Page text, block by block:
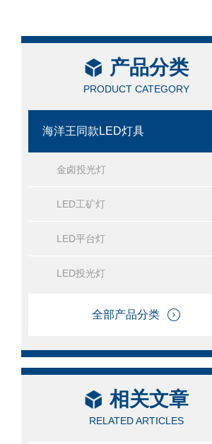
产品分类
PRODUCT CATEGORY
海洋王同款LED灯具
金卤投光灯
LED工矿灯
LED平台灯
LED投光灯
全部产品分类
相关文章
RELATED ARTICLES